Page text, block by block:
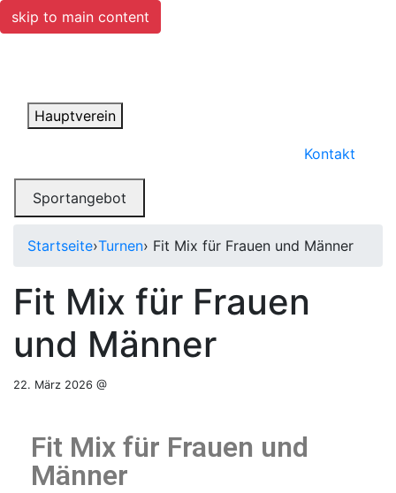
skip to main content
Toggle navigation
Hauptverein
Kontakt
Toggle navigation
Sportangebot
Startseite›Turnen› Fit Mix für Frauen und Männer
Fit Mix für Frauen
und Männer
22. März 2026 @
Fit Mix für Frauen und
Männer